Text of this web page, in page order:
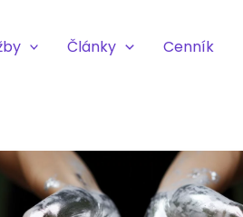
Články Cenník